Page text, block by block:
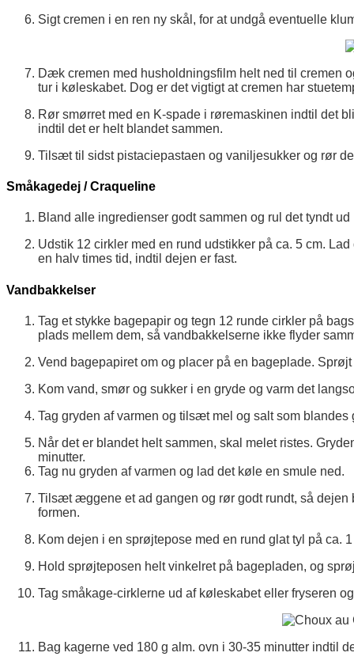
Sigt cremen i en ren ny skål, for at undgå eventuelle
Dæk cremen med husholdningsfilm helt ned til cremen
tur i køleskabet. Dog er det vigtigt at cremen har
Rør smørret med en K-spade i røremaskinen indtil det
indtil det er helt blandet sammen.
Tilsæt til sidst pistaciepastaen og vaniljesukker og rør
Småkagedej / Craqueline
Bland alle ingredienser godt sammen og rul det tyndt
Udstik 12 cirkler med en rund udstikker på ca. 5 cm.
en halv times tid, indtil dejen er fast.
Vandbakkelser
Tag et stykke bagepapir og tegn 12 runde cirkler på
plads mellem dem, så vandbakkelserne ikke flyder
Vend bagepapiret om og placer på en bageplade.
Kom vand, smør og sukker i en gryde og varm det
Tag gryden af varmen og tilsæt mel og salt som blandes
Når det er blandet helt sammen, skal melet ristes.
minutter.
Tag nu gryden af varmen og lad det køle en smule ned.
Tilsæt æggene et ad gangen og rør godt rundt, så
formen.
Kom dejen i en sprøjtepose med en rund glat tyl på ca.
Hold sprøjteposen helt vinkelret på bagepladen, og
Tag småkage-cirklerne ud af køleskabet eller fryseren
Bag kagerne ved 180 g alm. ovn i 30-35 minutter indtil